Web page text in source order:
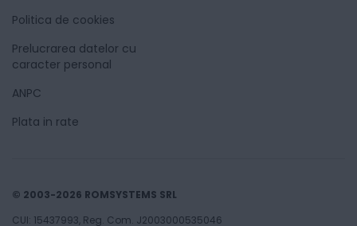
Politica de cookies
Prelucrarea datelor cu
caracter personal
ANPC
Plata in rate
© 2003-2026 ROMSYSTEMS SRL
CUI: 15437993, Reg. Com. J2003000535046